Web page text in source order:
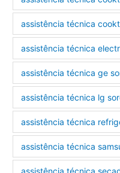
assistência técnica
assistência técnica
assistência técnica ge
assistência técnica lg
assistência técnica
assistência técnica